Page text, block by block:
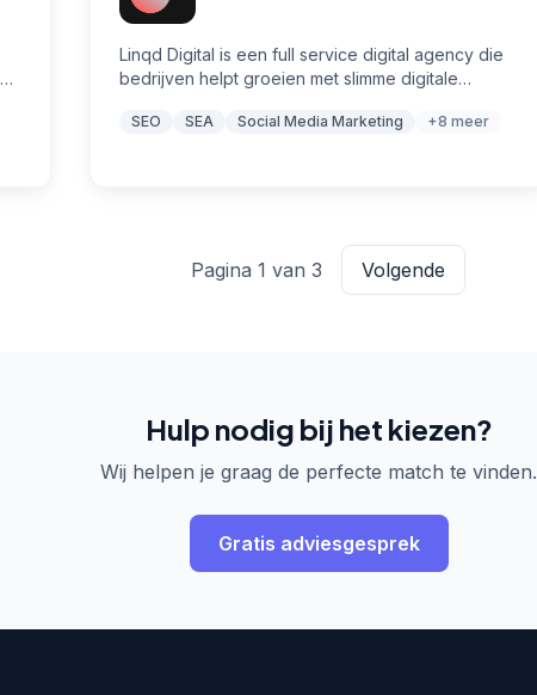
Linqd Digital is een full service digital agency die
bedrijven helpt groeien met slimme digitale
development om krachtige online ervaringen te
SEO SEA Social Media Marketing +8 meer
Pagina 1 van 3 Volgende
Hulp nodig bij het kiezen?
Wij helpen je graag de perfecte match te vinden.
Gratis adviesgesprek